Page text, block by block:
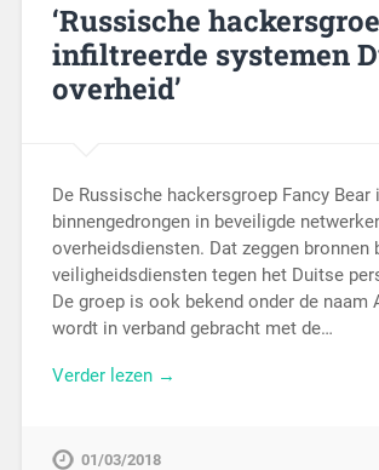
‘Russische
infiltreerde systemen
overheid’
De Russische hackersgroep Fancy Bear
binnengedrongen in beveiligde
overheidsdiensten. Dat zeggen bronnen
veiligheidsdiensten tegen het Duitse
De groep is ook bekend onder de naam
wordt in verband gebracht met de…
Verder lezen →
01/03/2018